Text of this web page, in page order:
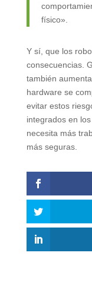
físico».
Y sí, que los
consecuencias.
también
hardware se
evitar estos
integrados en
necesita más
más seguras.